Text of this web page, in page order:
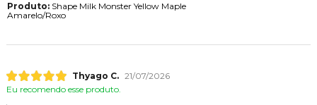
Produto:Shape Milk Monster Yellow Maple
Amarelo/Roxo
Thyago C. 21/07/2026
Eu recomendo esse produto.